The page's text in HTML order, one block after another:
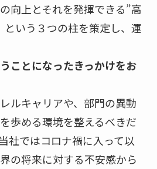
向上とそれを発揮できる”高
という３つの柱を策定し、運
ことになったきっかけをお
ルキャリアや、部門の異動
歩める環境を整えるべきだ
社ではコロナ禍に入って以
の将来に対する不安感から